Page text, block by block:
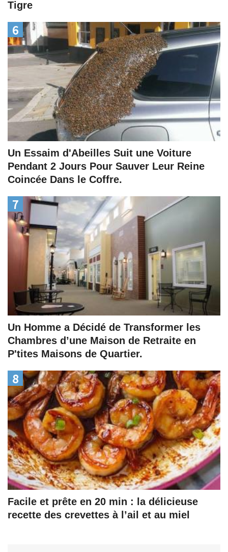
Tigre
6
Un Essaim d'Abeilles Suit une Voiture
Pendant 2 Jours Pour Sauver Leur Reine
Coincée Dans le Coffre.
7
Un Homme a Décidé de Transformer les
Chambres d’une Maison de Retraite en
P'tites Maisons de Quartier.
8
Facile et prête en 20 min : la délicieuse
recette des crevettes à l’ail et au miel